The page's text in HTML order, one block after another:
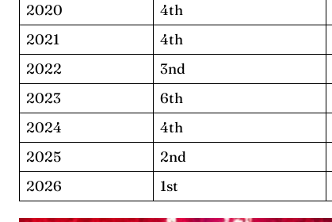
2020
4th
2021
4th
2022
3nd
2023
6th
2024
4th
2025
2nd
2026
1st